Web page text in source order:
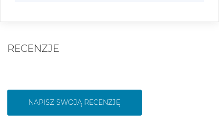
RECENZJE
NAPISZ SWOJĄ RECENZJĘ